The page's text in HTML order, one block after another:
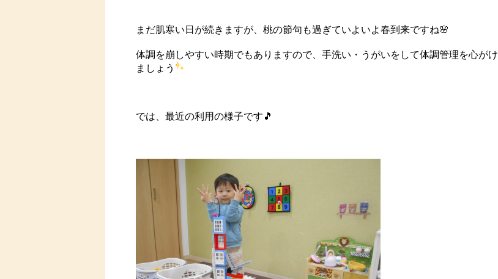
まだ肌寒い日が続きますが、桃の節句も過ぎていよいよ春到来ですね🌸
体調を崩しやすい時期でもありますので、手洗い・うがいをして体調管理を心がけ
ましょう
では、最近の利用の様子です🎵